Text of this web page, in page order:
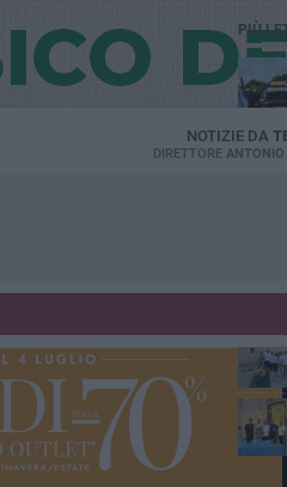
NOTIZIE DA
DIRETTORE ANTONIO
PIÙ